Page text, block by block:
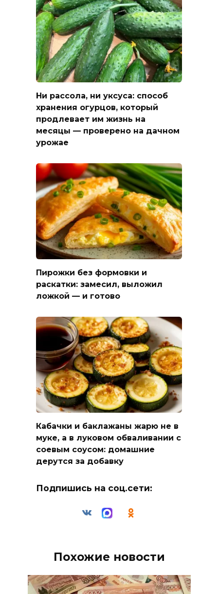
Ни рассола, ни уксуса: способ
хранения огурцов, который
продлевает им жизнь на
месяцы — проверено на дачном
урожае
Пирожки без формовки и
раскатки: замесил, выложил
ложкой — и готово
Кабачки и баклажаны жарю не в
муке, а в луковом обваливании с
соевым соусом: домашние
дерутся за добавку
Подпишись на соц.сети:
Похожие новости